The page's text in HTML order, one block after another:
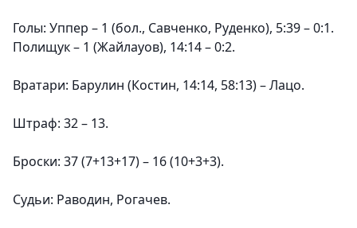
Голы: Уппер – 1 (бол., Савченко, Руденко), 5:39 – 0:1.
Полищук – 1 (Жайлауов), 14:14 – 0:2.
Вратари: Барулин (Костин, 14:14, 58:13) – Лацо.
Штраф: 32 – 13.
Броски: 37 (7+13+17) – 16 (10+3+3).
Судьи: Раводин, Рогачев.